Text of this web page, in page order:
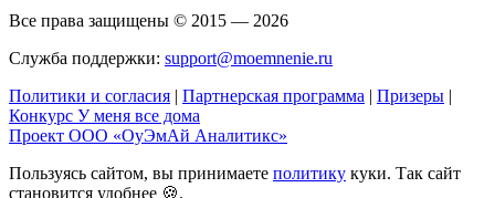
Все права защищены © 2015 — 2026
Cлужба поддержки: support@moemnenie.ru
Политики и согласия | Партнерская программа | Призеры |
Конкурс У меня все дома
Проект ООО «ОуЭмАй Аналитикс»
Пользуясь сайтом, вы принимаете политику куки. Так сайт
становится удобнее 🍪.